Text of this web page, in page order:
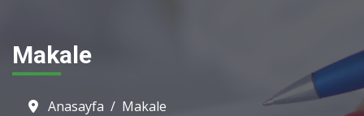
Makale
Anasayfa
Makale